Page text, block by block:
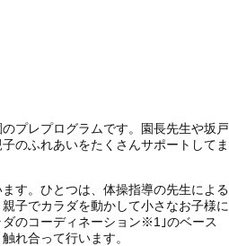
プレプログラムです。園長先生や坂戸
のふれあいをたくさんサポートしてま
す。ひとつは、体操指導の先生による
子でカラダを動かして小さなお子様に
のコーディネーション※1 ｣のベース
れ合って行います。